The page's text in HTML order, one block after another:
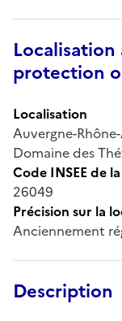
protection
Localisation
Auvergne-
Domaine des
Code INSEE de
26049
Précision sur la
Anciennement
Description